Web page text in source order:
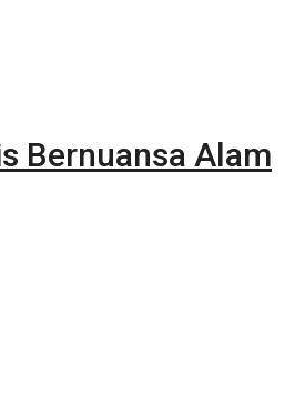
Bernuansa Alam